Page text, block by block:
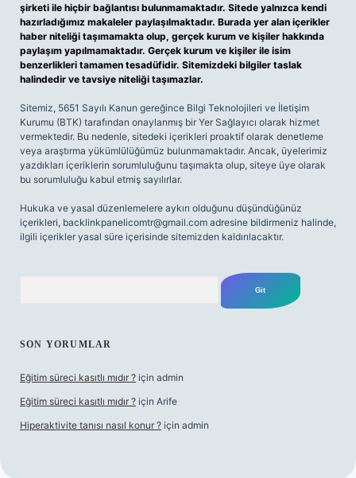
şirketi ile hiçbir bağlantısı bulunmamaktadır. Sitede yalnızca kendi
hazırladığımız makaleler paylaşılmaktadır. Burada yer alan içerikler
haber niteliği taşımamakta olup, gerçek kurum ve kişiler hakkında
paylaşım yapılmamaktadır. Gerçek kurum ve kişiler ile isim
benzerlikleri tamamen tesadüfidir. Sitemizdeki bilgiler taslak
halindedir ve tavsiye niteliği taşımazlar.
Sitemiz, 5651 Sayılı Kanun gereğince Bilgi Teknolojileri ve İletişim
Kurumu (BTK) tarafından onaylanmış bir Yer Sağlayıcı olarak hizmet
vermektedir. Bu nedenle, sitedeki içerikleri proaktif olarak denetleme
veya araştırma yükümlülüğümüz bulunmamaktadır. Ancak, üyelerimiz
yazdıkları içeriklerin sorumluluğunu taşımakta olup, siteye üye olarak
bu sorumluluğu kabul etmiş sayılırlar.
Hukuka ve yasal düzenlemelere aykırı olduğunu düşündüğünüz
içerikleri, backlinkpanelicomtr@gmail.com adresine bildirmeniz halinde,
ilgili içerikler yasal süre içerisinde sitemizden kaldırılacaktır.
SON YORUMLAR
Eğitim süreci kasıtlı mıdır ? için admin
Eğitim süreci kasıtlı mıdır ? için Arife
Hiperaktivite tanısı nasıl konur ? için admin